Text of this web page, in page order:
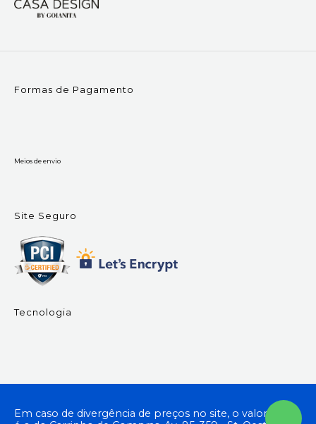
Formas de Pagamento
Meios de envio
Site Seguro
Tecnologia
Em caso de divergência de preços no site, o valor válido